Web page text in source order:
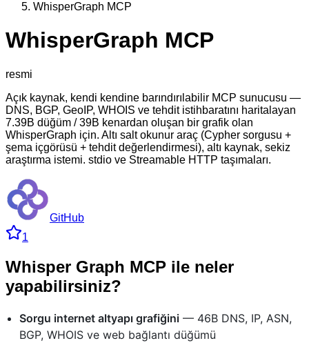
WhisperGraph MCP
WhisperGraph MCP
resmi
Açık kaynak, kendi kendine barındırılabilir MCP sunucusu —
DNS, BGP, GeoIP, WHOIS ve tehdit istihbaratını haritalayan
7.39B düğüm / 39B kenardan oluşan bir grafik olan
WhisperGraph için. Altı salt okunur araç (Cypher sorgusu +
şema içgörüsü + tehdit değerlendirmesi), altı kaynak, sekiz
araştırma istemi. stdio ve Streamable HTTP taşımaları.
GitHub
1
Whisper Graph MCP ile neler
yapabilirsiniz?
Sorgu internet altyapı grafiğini — 46B DNS, IP, ASN,
BGP, WHOIS ve web bağlantı düğümü